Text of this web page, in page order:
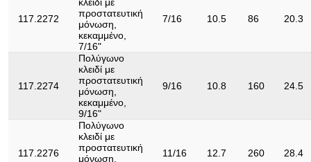
117.2272
προστατευτική
μόνωση,
κεκαμμένο,
7/16"
7/16 10.5 86 20.3
117.2274
Πολύγωνο
κλειδί με
προστατευτική
μόνωση,
κεκαμμένο,
9/16"
9/16 10.8 160 24.5
117.2276
Πολύγωνο
κλειδί με
προστατευτική
μόνωση,
11/16 12.7 260 28.4